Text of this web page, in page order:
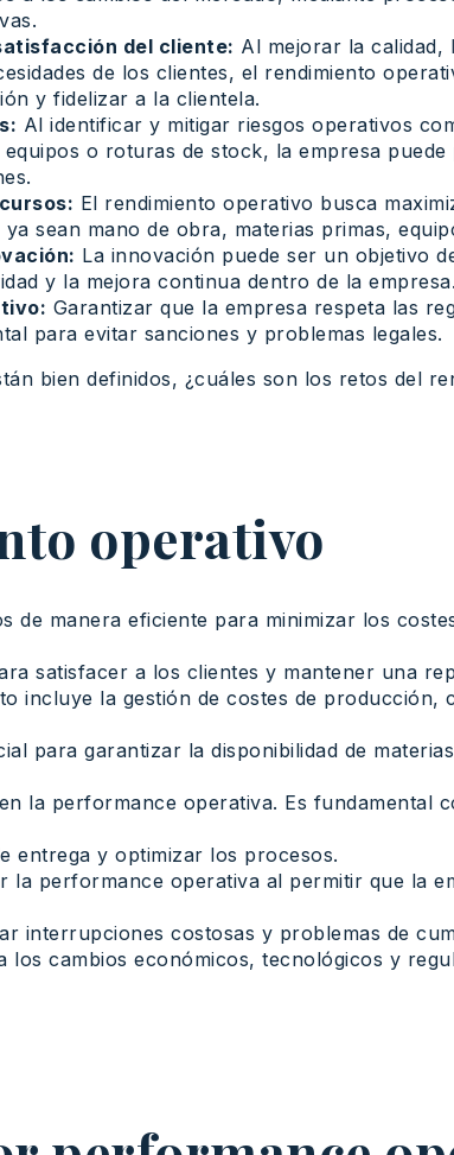
del cliente: Al mejorar la calidad,
de los clientes, el rendimiento
y fidelizar a la clientela.
Al identificar y mitigar riesgos operativos
o roturas de stock, la empresa
El rendimiento operativo busca
sean mano de obra, materias primas,
La innovación puede ser un objetivo
y la mejora continua dentro de la empresa.
Garantizar que la empresa respeta las
para evitar sanciones y problemas legales.
bien definidos, ¿cuáles son los retos del
operativo
manera eficiente para minimizar los
satisfacer a los clientes y mantener una
incluye la gestión de costes de producción,
para garantizar la disponibilidad de
la performance operativa. Es fundamental
entrega y optimizar los procesos.
performance operativa al permitir que la
interrupciones costosas y problemas de
los cambios económicos, tecnológicos y